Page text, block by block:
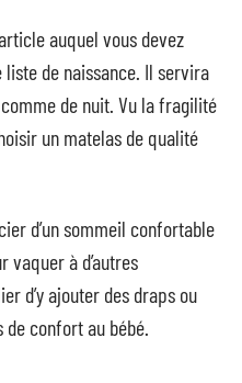
auquel vous devez
liste de naissance. Il servira
de nuit. Vu la fragilité
un matelas de qualité
d’un sommeil confortable
à d’autres
d’y ajouter des draps ou
confort au bébé.